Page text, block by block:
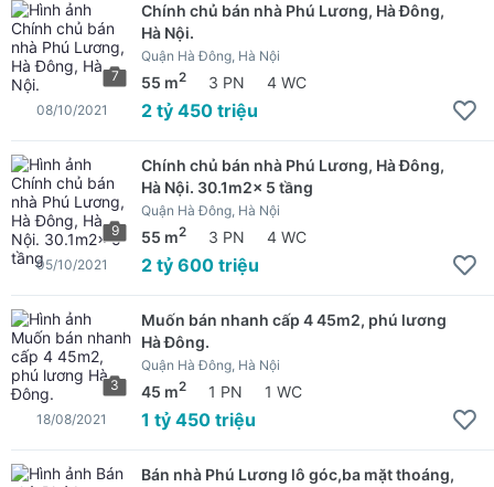
7
Chính chủ bán nhà Phú Lương, Hà Đông,
Hà Nội.
Quận Hà Đông, Hà Nội
55 m2 3 PN 4 WC
2 tỷ 450 triệu
08/10/2021
9
Chính chủ bán nhà Phú Lương, Hà Đông,
Hà Nội. 30.1m2x 5 tầng
Quận Hà Đông, Hà Nội
55 m2 3 PN 4 WC
2 tỷ 600 triệu
05/10/2021
3
Muốn bán nhanh cấp 4 45m2, phú lương
Hà Đông.
Quận Hà Đông, Hà Nội
45 m2 1 PN 1 WC
1 tỷ 450 triệu
18/08/2021
Bán nhà Phú Lương lô góc,ba mặt thoáng,